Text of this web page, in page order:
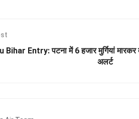
Bihar Entry: पटना में 6 हजार मुर्गियां
अलर्ट